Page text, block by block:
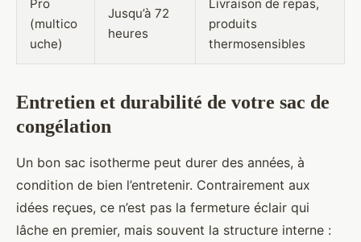
Pro
(multico
uche)
Jusqu’à 72
heures
Livraison de repas,
produits
thermosensibles
Entretien et durabilité de votre sac de
congélation
Un bon sac isotherme peut durer des années, à
condition de bien l’entretenir. Contrairement aux
idées reçues, ce n’est pas la fermeture éclair qui
lâche en premier, mais souvent la structure interne :